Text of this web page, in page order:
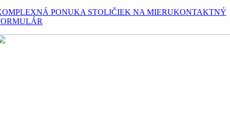
PONUKA STOLIČIEK NA MIERUKONTAKTNÝ